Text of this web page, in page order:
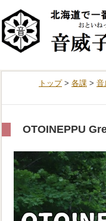
ビ
ゲ
ー
シ
ン
ば
トップ> 各課 > 音
OTOINEPPU